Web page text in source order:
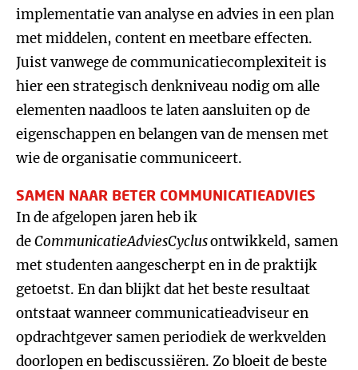
implementatie van analyse en advies in een plan
met middelen, content en meetbare effecten.
Juist vanwege de communicatiecomplexiteit is
hier een strategisch denkniveau nodig om alle
elementen naadloos te laten aansluiten op de
eigenschappen en belangen van de mensen met
wie de organisatie communiceert.
SAMEN NAAR BETER COMMUNICATIEADVIES
In de afgelopen jaren heb ik
deCommunicatieAdviesCyclusontwikkeld, samen
met studenten aangescherpt en in de praktijk
getoetst. En dan blijkt dat het beste resultaat
ontstaat wanneer communicatieadviseur en
opdrachtgever samen periodiek de werkvelden
doorlopen en bediscussiëren. Zo bloeit de beste